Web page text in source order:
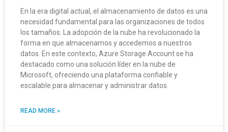
En la era digital actual, el almacenamiento de datos es una
necesidad fundamental para las organizaciones de todos
los tamaños. La adopción de la nube ha revolucionado la
forma en que almacenamos y accedemos a nuestros
datos. En este contexto, Azure Storage Account se ha
destacado como una solución líder en la nube de
Microsoft, ofreciendo una plataforma confiable y
escalable para almacenar y administrar datos.
READ MORE »